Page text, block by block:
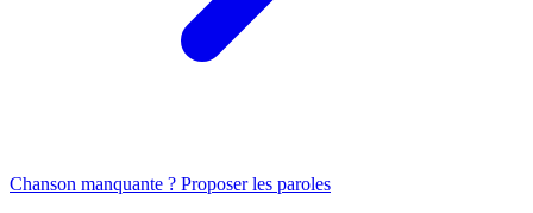
Chanson manquante ? Proposer les paroles